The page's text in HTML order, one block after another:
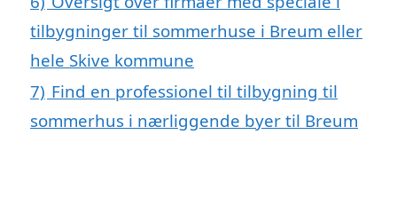
tilbygninger til sommerhuse i Breum eller
hele Skive kommune
7) Find en professionel til tilbygning til
sommerhus i nærliggende byer til Breum